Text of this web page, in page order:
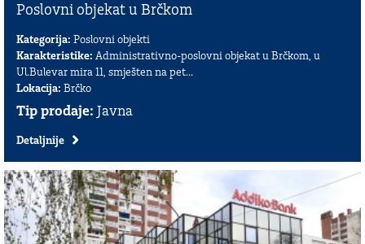
Poslovni objekat u Brčkom
Kategorija: Poslovni objekti
Karakteristike: Administrativno-poslovni objekat u Brčkom, u
Ul.Bulevar mira 11, smješten na pet...
Lokacija: Brčko
Tip prodaje: Javna
Detaljnije